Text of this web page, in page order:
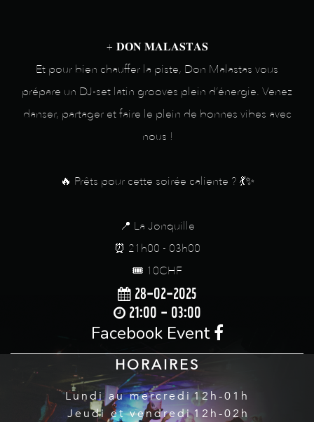
+ 𝐃𝐎𝐍 𝐌𝐀𝐋𝐀𝐒𝐓𝐀𝐒
Et pour bien chauffer la piste, Don Malastas vous
prépare un DJ-set latin grooves plein d’énergie. Venez
danser, partager et faire le plein de bonnes vibes avec
nous !
🔥 Prêts pour cette soirée caliente ? 💃✨
📍 La Jonquille
⏰ 21h00 - 03h00
🎟️ 10CHF
28-02-2025
21:00 - 03:00
Facebook Event
HORAIRES
Lundi au mercredi
Jeudi et vendredi
12h-01h
12h-02h